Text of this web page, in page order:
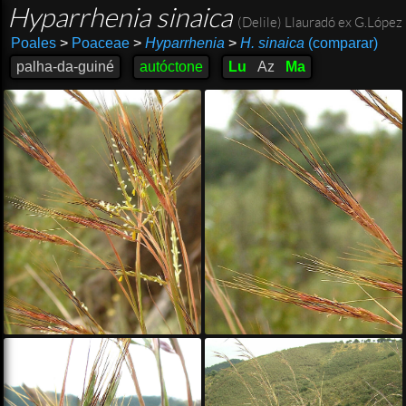
Hyparrhenia sinaica (Delile) Llauradó ex G.López
Poales >Poaceae > Hyparrhenia > H. sinaica (comparar)
palha-da-guiné
autóctone Lu Az Ma